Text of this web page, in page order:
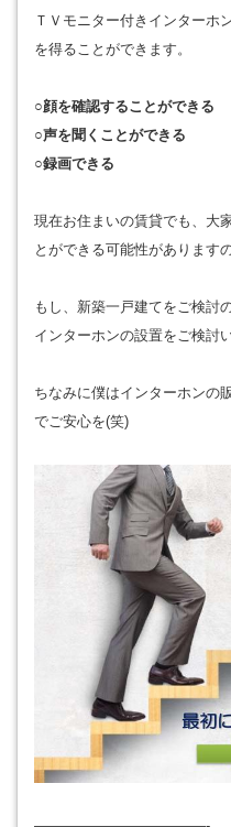
ＴＶモニター付きインターホ
を得ることができます。
○顔を確認することができる
○声を聞くことができる
○録画できる
現在お住まいの賃貸でも、大
とができる可能性があります
もし、新築一戸建てをご検討
インターホンの設置をご検討
ちなみに僕はインターホンの
でご安心を(笑)